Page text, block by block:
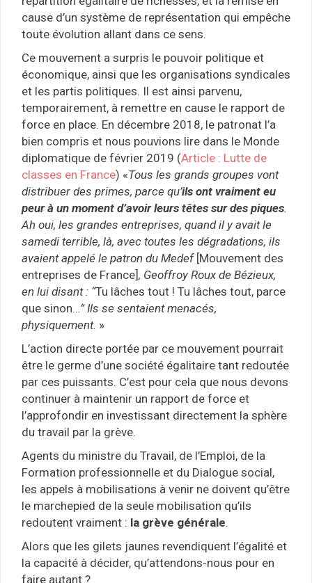
cause d’un système de représentation qui empêche
toute évolution allant dans ce sens.
Ce mouvement a surpris le pouvoir politique et
économique, ainsi que les organisations syndicales
et les partis politiques. Il est ainsi parvenu,
temporairement, à remettre en cause le rapport de
force en place. En décembre 2018, le patronat l’a
bien compris et nous pouvions lire dans le Monde
diplomatique de février 2019 (Article : Lutte de
classes en France) «Tous les grands groupes vont
distribuer des primes, parce qu’ils ont vraiment eu
peur à un moment d’avoir leurs têtes sur des piques.
Ah oui, les grandes entreprises, quand il y avait le
samedi terrible, là, avec toutes les dégradations, ils
avaient appelé le patron du Medef [Mouvement des
entreprises de France], Geoffroy Roux de Bézieux,
en lui disant : “Tu lâches tout ! Tu lâches tout, parce
que sinon…” Ils se sentaient menacés,
physiquement. »
L’action directe portée par ce mouvement pourrait
être le germe d’une société égalitaire tant redoutée
par ces puissants. C’est pour cela que nous devons
continuer à maintenir un rapport de force et
l’approfondir en investissant directement la sphère
du travail par la grève.
Agents du ministre du Travail, de l’Emploi, de la
Formation professionnelle et du Dialogue social,
les appels à mobilisations à venir ne doivent qu’être
le marchepied de la seule mobilisation qu’ils
redoutent vraiment : la grève générale.
Alors que les gilets jaunes revendiquent l’égalité et
la capacité à décider, qu’attendons-nous pour en
faire autant ?